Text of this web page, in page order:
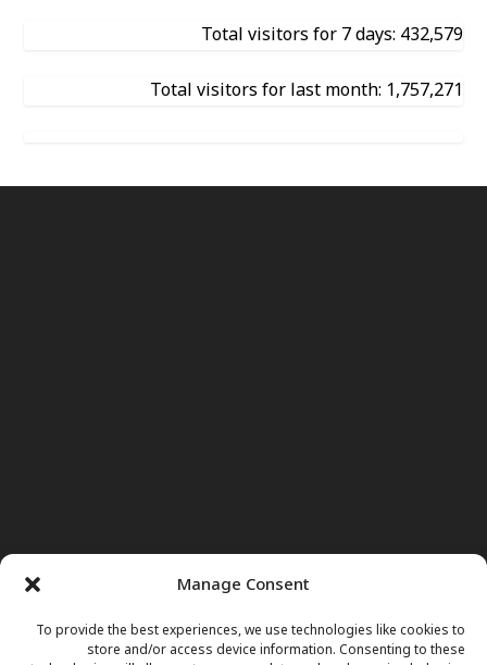
Manage Consent
To provide the best experiences, we use technologies like cookies to
store and/or access device information. Consenting to these
Total visitors for 7 days: 432,579
Total visitors for last month: 1,757,271